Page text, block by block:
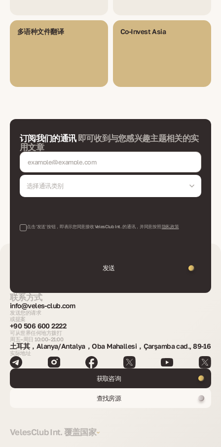
多语种文件翻译 Co-Invest Asia
订阅我们的通讯 即可收到与您感兴趣主题相关的实
用文章
选择通讯类别
点击 '发送' 按钮，即表示您同意接收 VelesClub Int. 的通讯，并同意按照隐私政策
发送
联系方式
info@veles-club.com
发送您的请求
或提案
+90 506 600 2222
可从世界任何地方拨打
周五–周日 10:00–21:00
土耳其，Alanya/Antalya，Oba Mahallesi，Çarşamba cad., 89-16
实际地址
获取咨询
查找房源
VelesClub Int. 覆盖国家